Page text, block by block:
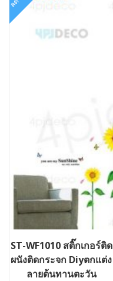
ST-WF1010 สติ๊กเกอร์ติด
ผนังติดกระจก Diyตกแต่ง
ลายต้นทานตะวัน